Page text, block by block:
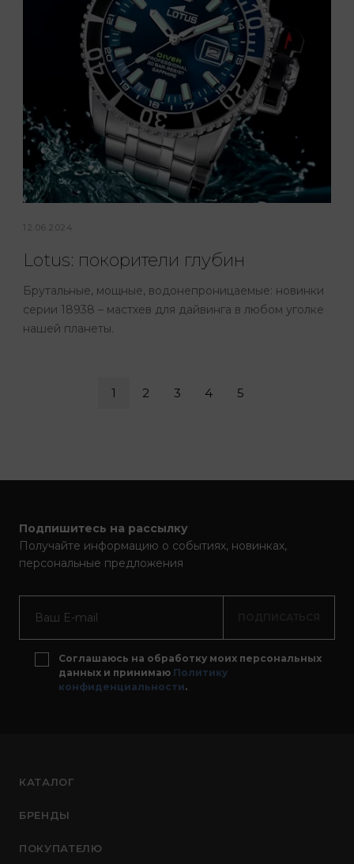
12.06.2024
Lotus: покорители глубин
Брутальные, мощные, водонепроницаемые: новинки
серии 18938 – мастхев для дайвинга в любом уголке
нашей планеты.
1 2 3 4 5
Подпишитесь на рассылку
Получайте информацию о событиях, новинках,
персональные предложения
Соглашаюсь на обработку моих персональных
данных и принимаю Политику
конфиденциальности.
КАТАЛОГ
БРЕНДЫ
ПОКУПАТЕЛЮ